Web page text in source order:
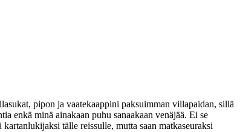
pipon ja vaatekaappini paksuimman villapaidan, sillä
enkä minä ainakaan puhu sanaakaan venäjää. Ei se
tälle reissulle, mutta saan matkaseuraksi